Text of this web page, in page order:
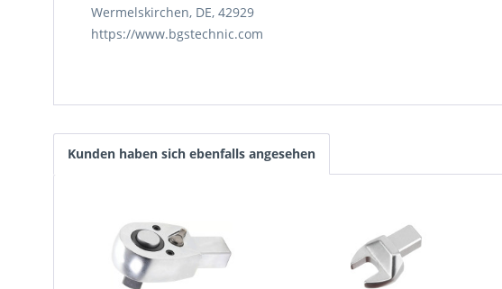
Wermelskirchen, DE, 42929
https://www.bgstechnic.com
Kunden haben sich ebenfalls angesehen